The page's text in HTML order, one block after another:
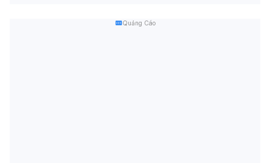
Quảng Cáo